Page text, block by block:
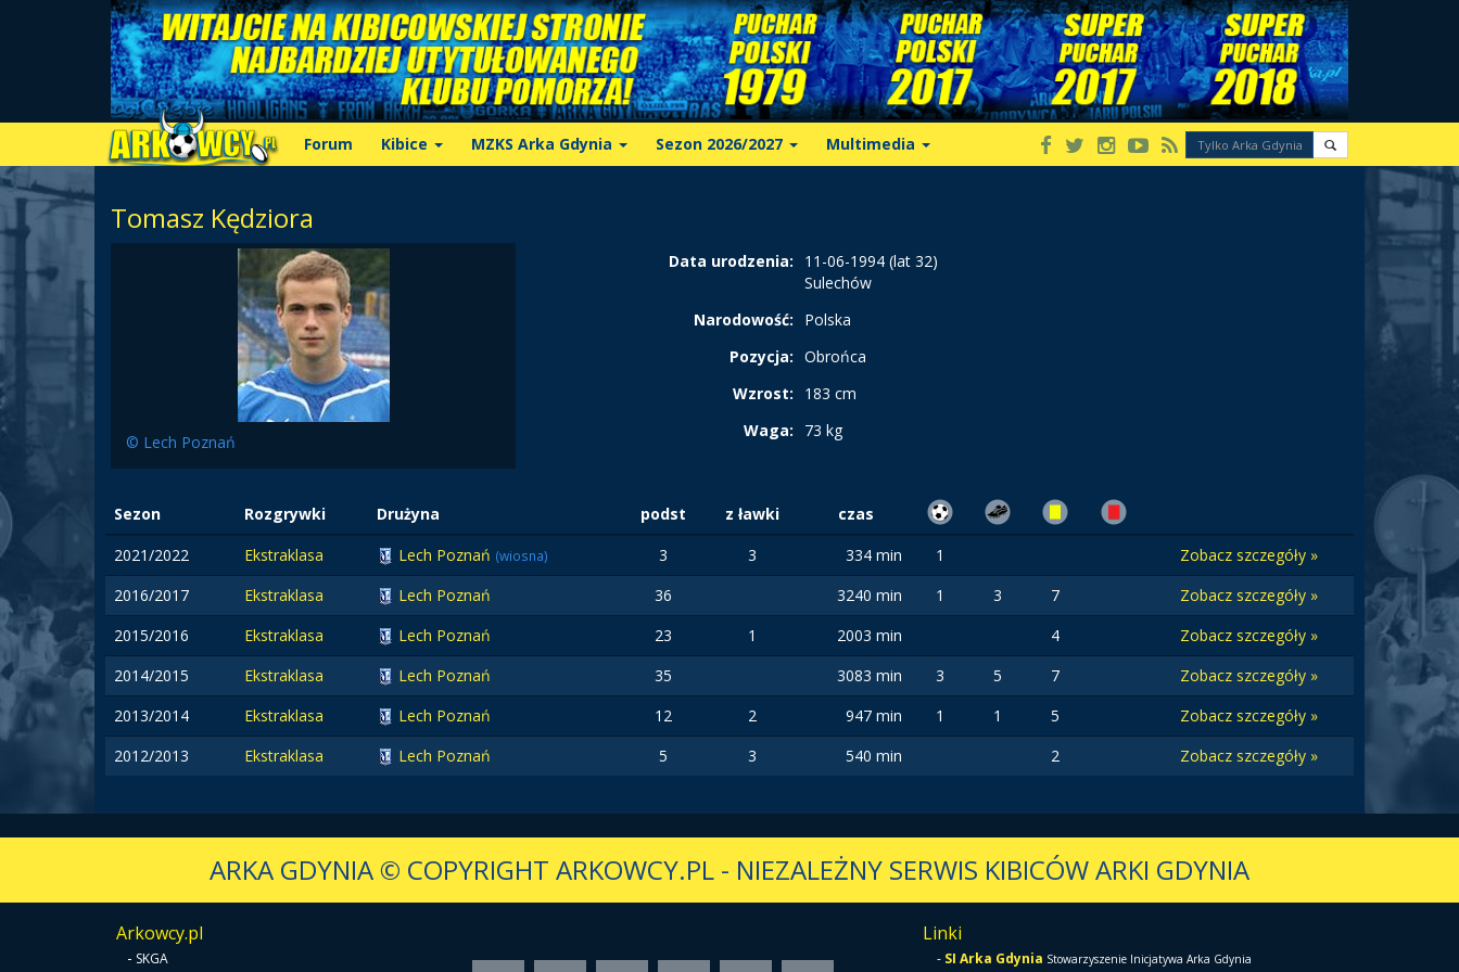
Forum Kibice MZKS Arka Gdynia Sezon 2026/2027 Multimedia
Tomasz Kędziora
© Lech Poznań
Data urodzenia:
11-06-1994 (lat 32)
Sulechów
Narodowość:
Polska
Pozycja: Obrońca
Wzrost:
183 cm
Waga:
73 kg
Sezon Rozgrywki Drużyna podst z ławki
czas
2021/2022
Ekstraklasa Lech Poznań (wiosna) 3 3 334 min 1
Zobacz szczegóły »
2016/2017
Ekstraklasa Lech Poznań 36 3240 min 1 3 7
Zobacz szczegóły »
2015/2016
Ekstraklasa Lech Poznań 23 1 2003 min 4
Zobacz szczegóły »
2014/2015
Ekstraklasa Lech Poznań 35 3083 min 3 5 7
Zobacz szczegóły »
2013/2014
Ekstraklasa Lech Poznań 12 2 947 min 1 1 5
Zobacz szczegóły »
2012/2013
Ekstraklasa Lech Poznań 5 3 540 min 2 Zobacz szczegóły »
ARKA GDYNIA© COPYRIGHT ARKOWCY.PL - NIEZALEŻNY SERWIS KIBICÓW ARKI GDYNIA
Arkowcy.pl
- SKGA
Linki
- SI Arka Gdynia Stowarzyszenie Inicjatywa Arka Gdynia